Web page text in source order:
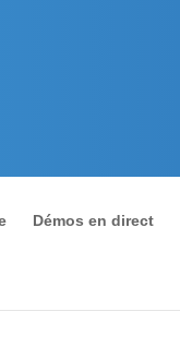
Démos en direct